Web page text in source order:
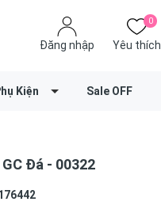
Đăng nhập
0
Yêu thích
Kiện Sale OFF
Đá - 00322